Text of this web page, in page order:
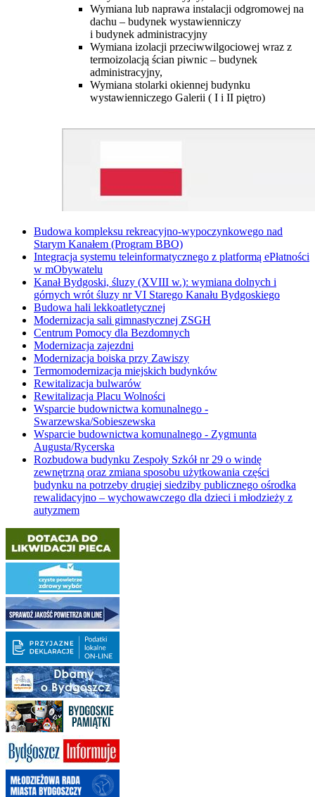
Wymiana lub naprawa instalacji odgromowej na
dachu – budynek wystawienniczy
i budynek administracyjny
Wymiana izolacji przeciwwilgociowej wraz z
termoizolacją ścian piwnic – budynek
administracyjny,
Wymiana stolarki okiennej budynku
wystawienniczego Galerii ( I i II piętro)
Budowa kompleksu rekreacyjno-wypoczynkowego nad
Starym Kanałem (Program BBO)
Integracja systemu teleinformatycznego z platformą ePłatności
w mObywatelu
Kanał Bydgoski, śluzy (XVIII w.): wymiana dolnych i
górnych wrót śluzy nr VI Starego Kanału Bydgoskiego
Budowa hali lekkoatletycznej
Modernizacja sali gimnastycznej ZSGH
Centrum Pomocy dla Bezdomnych
Modernizacja zajezdni
Modernizacja boiska przy Zawiszy
Termomodernizacja miejskich budynków
Rewitalizacja bulwarów
Rewitalizacja Placu Wolności
Wsparcie budownictwa komunalnego -
Swarzewska/Sobieszewska
Wsparcie budownictwa komunalnego - Zygmunta
Augusta/Rycerska
Rozbudowa budynku Zespoły Szkół nr 29 o windę
zewnętrzną oraz zmiana sposobu użytkowania części
budynku na potrzeby drugiej siedziby publicznego ośrodka
rewalidacyjno – wychowawczego dla dzieci i młodzieży z
autyzmem